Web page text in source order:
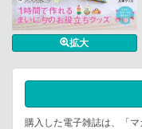
拡大
購入した電子雑誌は、「